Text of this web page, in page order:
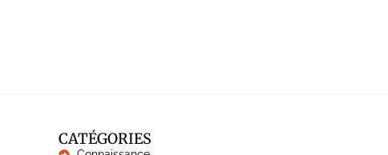
CATÉGORIES